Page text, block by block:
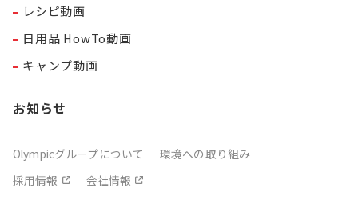
レシピ動画
日用品 HowTo動画
キャンプ動画
お知らせ
Olympicグループについて
環境への取り組み
採用情報
会社情報